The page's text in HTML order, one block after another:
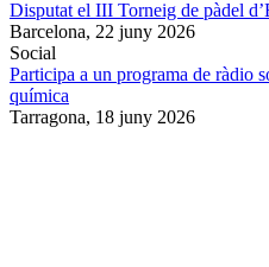
Disputat el III Torneig de pàdel
Barcelona, 22 juny 2026
Social
Participa a un programa de ràdio
química
Tarragona, 18 juny 2026